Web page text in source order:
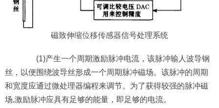
磁致伸缩位移传感器信号处理系统
(1)产生一个周期激励脉冲电流，该脉冲输人波导钢
丝，以便围绕波导丝形成一个周期脉冲磁场。该脉冲的周期
和宽度应通过微处理器编程来调节。为了获得较强的脉冲磁
场,激励脉冲应具有足够的能量，即足够的电流。